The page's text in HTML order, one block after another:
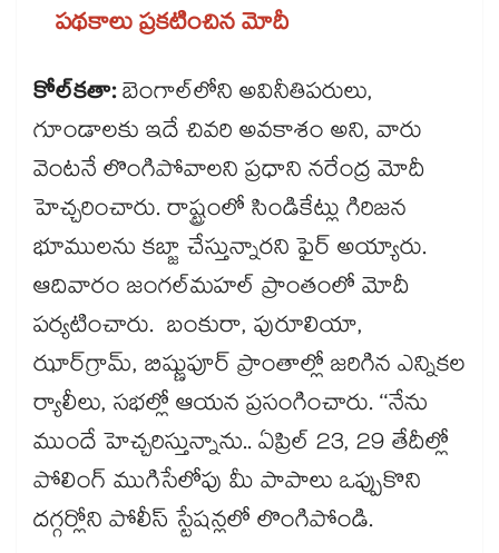
పథకాలు ప్రకటించిన మోదీ
కోల్‌‌‌‌‌‌‌‌‌‌‌‌‌‌‌‌కతా:బెంగాల్‌‌‌‌‌‌‌‌‌‌‌‌‌‌‌‌లోని అవినీతిపరులు,
గూండాలకు ఇదే చివరి అవకాశం అని, వారు
వెంటనే లొంగిపోవాలని ప్రధాని నరేంద్ర మోదీ
హెచ్చరించారు. రాష్ట్రంలో సిండికేట్లు గిరిజన
భూములను కబ్జా చేస్తున్నారని ఫైర్​ అయ్యారు.
ఆదివారం జంగల్‌‌‌‌‌‌‌‌‌‌‌‌‌‌‌‌మహల్ ప్రాంతంలో మోదీ
పర్యటించారు. బంకురా, పురూలియా,
ఝార్‌‌‌‌‌‌‌‌‌‌‌‌‌‌‌‌‌‌‌‌‌‌‌‌‌‌‌‌‌‌‌‌గ్రామ్, బిష్ణుపూర్‌‌‌‌‌‌‌‌‌‌‌‌‌‌‌‌‌‌‌‌‌‌‌‌‌‌‌‌‌‌‌‌ ప్రాంతాల్లో జరిగిన ఎన్నికల
ర్యాలీలు, సభల్లో ఆయన ప్రసంగించారు. ‘‘నేను
ముందే హెచ్చరిస్తున్నాను.. ఏప్రిల్ 23, 29 తేదీల్లో
పోలింగ్ ముగిసేలోపు మీ పాపాలు ఒప్పుకొని
దగ్గర్లోని పోలీస్ స్టేషన్లలో లొంగిపోండి.